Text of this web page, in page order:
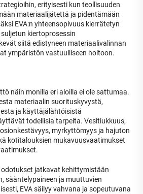
erityisesti kun teollisuuden
materiaalijätettä ja pidentämään
EVA:n yhteensopivuus kierrätetyn
kiertoprosessin
siitä edistyneen materiaalivalinnan
ympäristön vastuulliseen hoitoon.
näin monilla eri aloilla ei ole sattumaa.
materiaalin suorituskyvystä,
ja käyttäjälähtöisistä
todellisia tarpeita. Vesitiukkuus,
myrkyttömyys ja hajuton
kotitalouksien mukavuusvaatimukset
jatkavat kehittymistään
sääntelypaineen ja muuttuvien
EVA säilyy vahvana ja sopeutuvana